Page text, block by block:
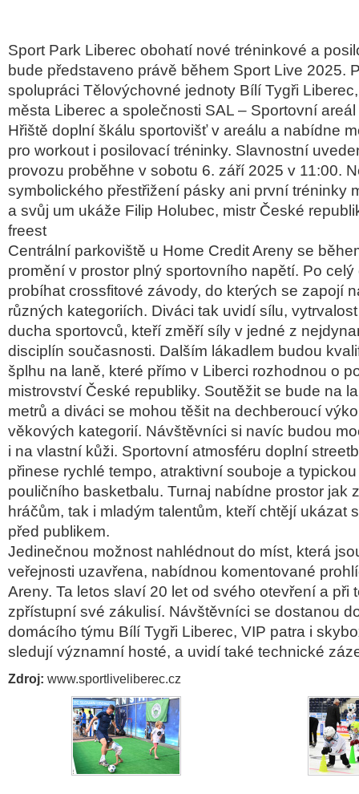
Sport Park Liberec obohatí nové tréninkové a
bude představeno právě během Sport Live 2025.
spolupráci Tělovýchovné jednoty Bílí Tygři
města Liberec a společnosti SAL – Sportovní
Hřiště doplní škálu sportovišť v areálu a nabídne
pro workout i posilovací tréninky. Slavnostní
provozu proběhne v sobotu 6. září 2025 v 11:00.
symbolického přestřižení pásky ani první tréninky
a svůj um ukáže Filip Holubec, mistr České
freest
Centrální parkoviště u Home Credit Areny se
promění v prostor plný sportovního napětí. Po
probíhat crossfitové závody, do kterých se zapojí
různých kategoriích. Diváci tak uvidí sílu,
ducha sportovců, kteří změří síly v jedné z
disciplín současnosti. Dalším lákadlem budou
šplhu na laně, které přímo v Liberci rozhodnou o
mistrovství České republiky. Soutěžit se bude na
metrů a diváci se mohou těšit na dechberoucí
věkových kategorií. Návštěvníci si navíc budou
i na vlastní kůži. Sportovní atmosféru doplní
přinese rychl é tempo, atraktivní souboje a
pouličního basketbalu. Turnaj nabídne prostor jak
hráčům, tak i mladým talentům, kteří chtějí ukázat
před publikem.
Jedinečnou možnost nahl édnout do míst, která
veřejnosti uzavřena, nabídnou komentované
Areny. Ta letos slaví 20 let od svého otevření a při t
zpřístupní své zákulisí. Návštěvníci se dostanou
domácího týmu Bílí Tygři Liberec, VIP patra i
sledují významní hosté, a uvidí také technické
Zdroj: www.sportliveliberec.cz